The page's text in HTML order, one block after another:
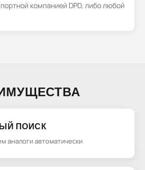
компанией DPD, либо любой
ПОИСК
аналоги автоматически